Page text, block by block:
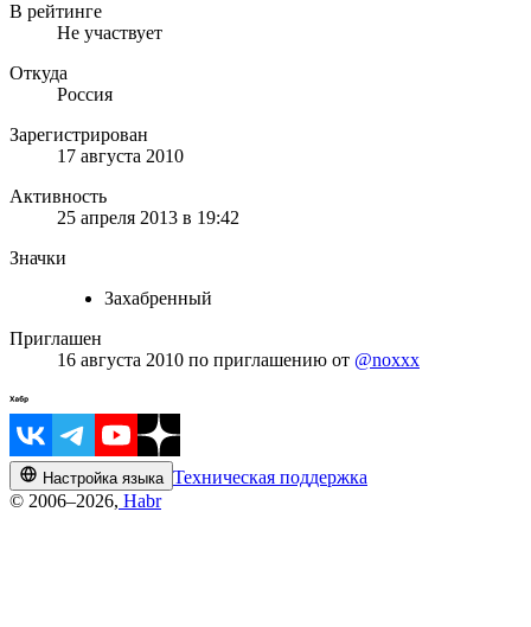
В рейтинге
Не участвует
Откуда
Россия
Зарегистрирован
17 августа 2010
Активность
25 апреля 2013 в 19:42
Значки
Захабренный
Приглашен
16 августа 2010 по приглашению от @noxxx
Настройка языка Техническая поддержка
© 2006–2026, Habr